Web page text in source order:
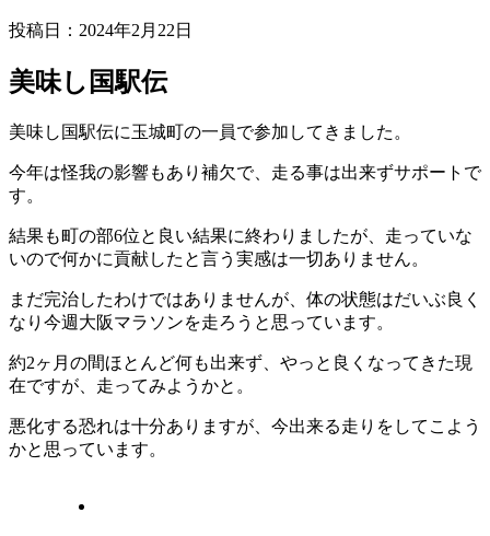
投稿日：2024年2月22日
美味し国駅伝
美味し国駅伝に玉城町の一員で参加してきました。
今年は怪我の影響もあり補欠で、走る事は出来ずサポートで
す。
結果も町の部6位と良い結果に終わりましたが、走っていな
いので何かに貢献したと言う実感は一切ありません。
まだ完治したわけではありませんが、体の状態はだいぶ良く
なり今週大阪マラソンを走ろうと思っています。
約2ヶ月の間ほとんど何も出来ず、やっと良くなってきた現
在ですが、走ってみようかと。
悪化する恐れは十分ありますが、今出来る走りをしてこよう
かと思っています。